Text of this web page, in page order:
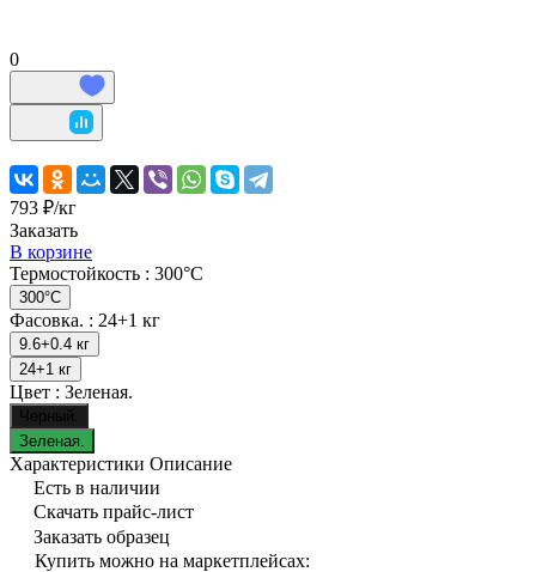
0
793 ₽/кг
Заказать
В корзине
Термостойкость : 300°C
300°C
Фасовка. : 24+1 кг
9.6+0.4 кг
24+1 кг
Цвет : Зеленая.
Черный.
Зеленая.
Характеристики Описание
Есть в наличии
Скачать прайс-лист
Заказать образец
Купить можно на маркетплейсах: